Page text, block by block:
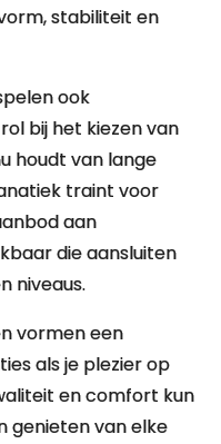
stabiliteit en
ook
bij het kiezen van
houdt van lange
traint voor
aan
die aansluiten
niveaus.
vormen een
als je plezier op
en comfort kun
genieten van elke